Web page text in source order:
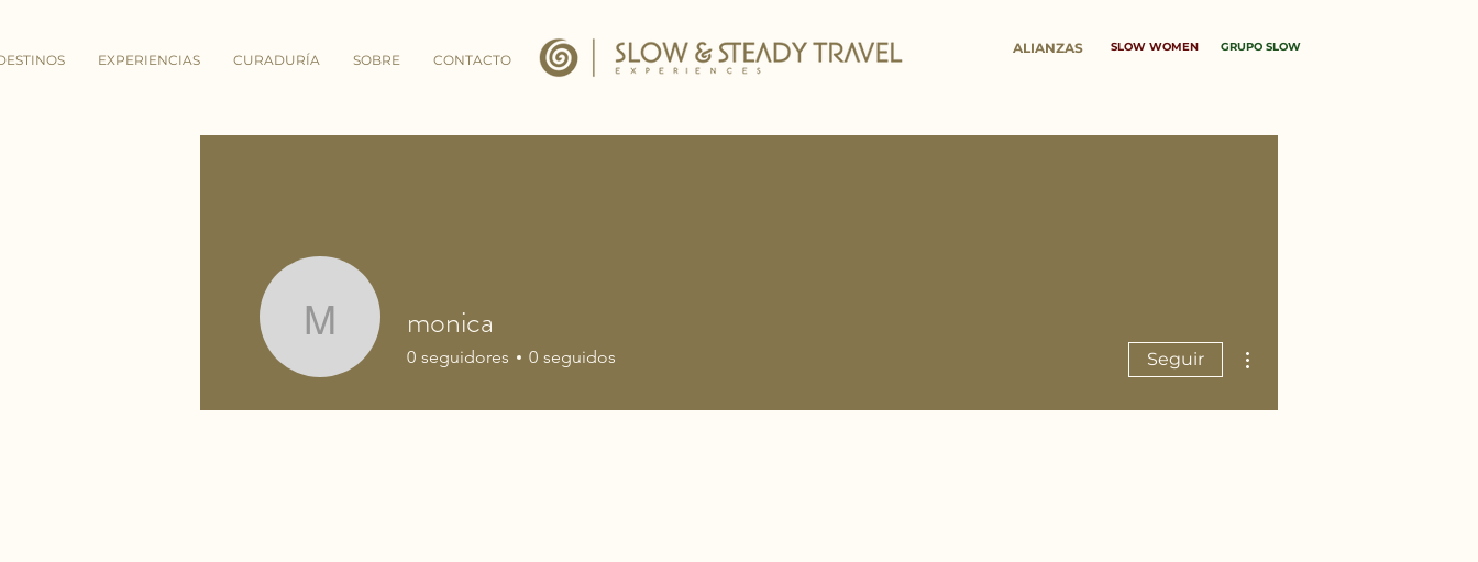
ALIANZAS SLOW WOMEN GRUPO SLOW
EXPERIENCIAS CURADURÍA SOBRE CONTACTO
monicamonica
0 seguidores 0 seguidos Seguir